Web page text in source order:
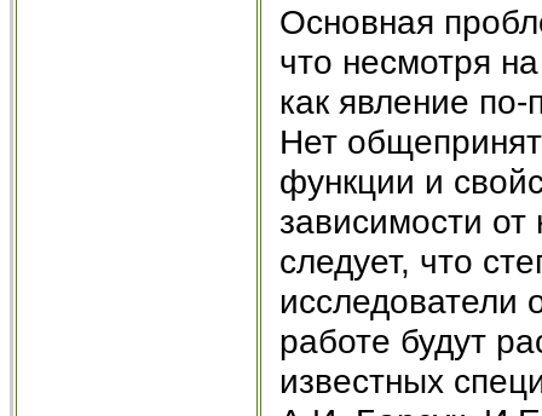
Основная
что несмотря
как явление
Нет
функции и
зависимости от
следует, что
исследователи
работе будут
известных